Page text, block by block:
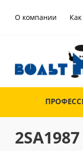
О компании